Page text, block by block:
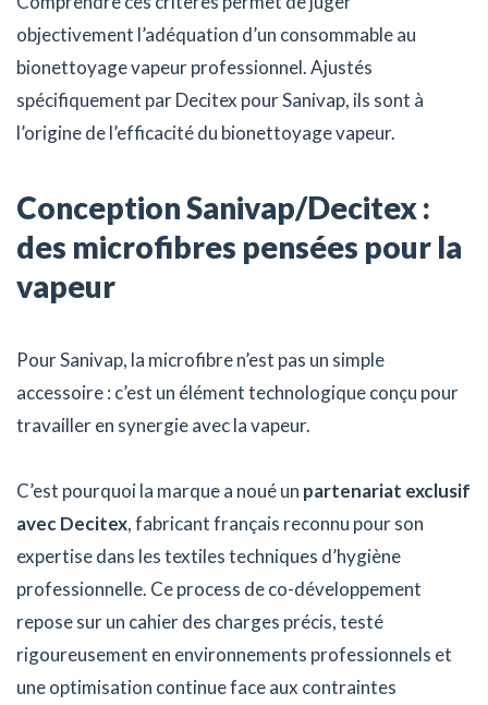
objectivement l’adéquation d’un consommable au
bionettoyage vapeur professionnel. Ajustés
spécifiquement par Decitex pour Sanivap, ils sont à
l’origine de l’efficacité du bionettoyage vapeur.
Conception Sanivap/Decitex :
des microfibres pensées pour la
vapeur
Pour Sanivap, la microfibre n’est pas un simple
accessoire : c’est un élément technologique conçu pour
travailler en synergie avec la vapeur.
C’est pourquoi la marque a noué un partenariat exclusif
avec Decitex, fabricant français reconnu pour son
expertise dans les textiles techniques d’hygiène
professionnelle. Ce process de co-développement
repose sur un cahier des charges précis, testé
rigoureusement en environnements professionnels et
une optimisation continue face aux contraintes